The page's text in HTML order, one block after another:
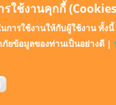
รใช้งานคุกกี้
ารใช้งานให้กับผู้ใช้งาน ทั้งนี้
ยข้อมูลของท่านเป็นอย่างดี |